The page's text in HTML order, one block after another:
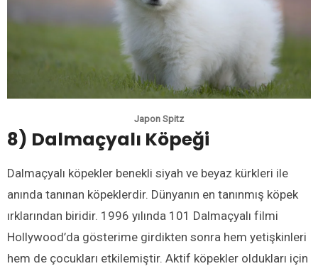
Japon Spitz
8) Dalmaçyalı Köpeği
Dalmaçyalı köpekler benekli siyah ve beyaz kürkleri ile
anında tanınan köpeklerdir. Dünyanın en tanınmış köpek
ırklarından biridir. 1996 yılında 101 Dalmaçyalı filmi
Hollywood’da gösterime girdikten sonra hem yetişkinleri
hem de çocukları etkilemiştir. Aktif köpekler oldukları için